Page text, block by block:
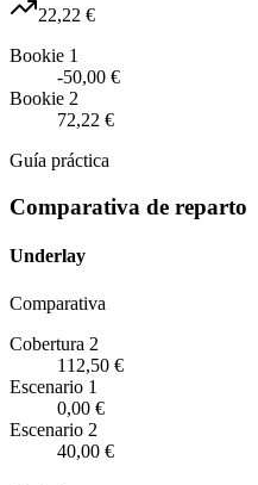
22,22 €
Bookie 1
-50,00 €
Bookie 2
72,22 €
Guía práctica
Comparativa de reparto
Underlay
Comparativa
Cobertura 2
112,50 €
Escenario 1
0,00 €
Escenario 2
40,00 €